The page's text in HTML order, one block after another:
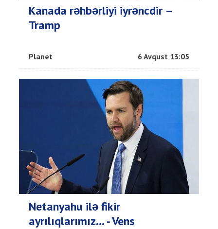
Kanada rəhbərliyi iyrəncdir –
Tramp
Planet 6 Avqust 13:05
Netanyahu ilə fikir
ayrılıqlarımız… - Vens